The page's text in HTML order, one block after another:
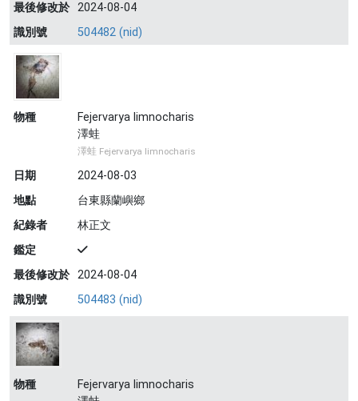
最後修改於 2024-08-04
識別號
504482 (nid)
物種
Fejervarya limnocharis
澤蛙
澤蛙 Fejervarya limnocharis
日期
2024-08-03
地點
台東縣蘭嶼鄉
紀錄者
林正文
鑑定
最後修改於 2024-08-04
識別號
504483 (nid)
物種
Fejervarya limnocharis